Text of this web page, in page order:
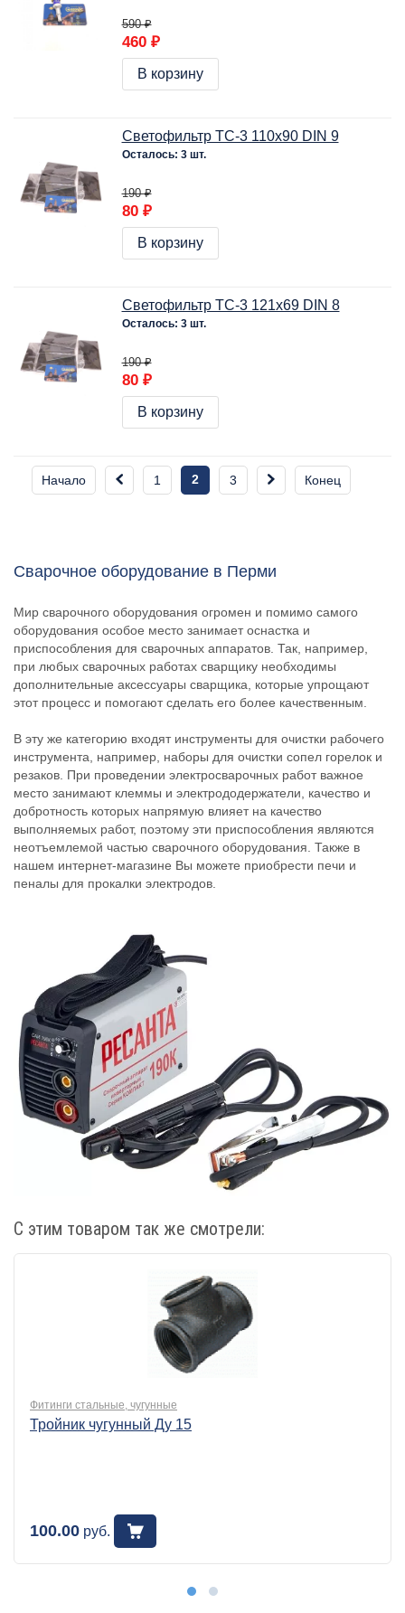
590 ₽
460 ₽
В корзину
Светофильтр ТС-3 110х90 DIN 9
Осталось: 3 шт.
190 ₽
80 ₽
В корзину
Светофильтр ТС-3 121х69 DIN 8
Осталось: 3 шт.
190 ₽
80 ₽
В корзину
Начало 1 2 3 Конец
Сварочное оборудование в Перми
Мир сварочного оборудования огромен и помимо самого
оборудования особое место занимает оснастка и
приспособления для сварочных аппаратов. Так, например,
при любых сварочных работах сварщику необходимы
дополнительные аксессуары сварщика, которые упрощают
этот процесс и помогают сделать его более качественным.
В эту же категорию входят инструменты для очистки рабочего
инструмента, например, наборы для очистки сопел горелок и
резаков. При проведении электросварочных работ важное
место занимают клеммы и электрододержатели, качество и
добротность которых напрямую влияет на качество
выполняемых работ, поэтому эти приспособления являются
неотъемлемой частью сварочного оборудования. Также в
нашем интернет-магазине Вы можете приобрести печи и
пеналы для прокалки электродов.
С этим товаром так же смотрели:
Фитинги стальные, чугунные
Тройник чугунный Ду 15
100.00 руб.